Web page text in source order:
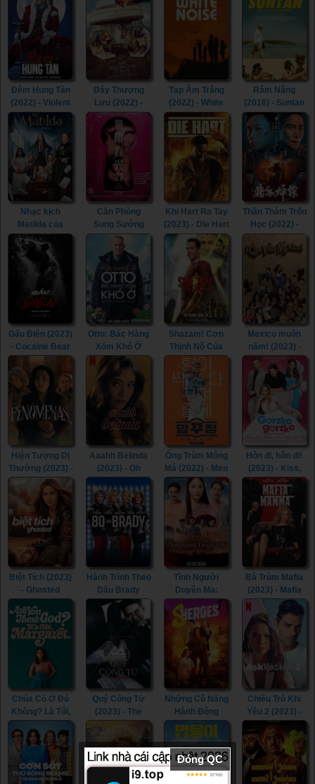
Little Pony: A
New Generation
(2021)
Round (2022)
Đêm Hung Tàn
(2022) - Violent
Night (2022)
Đáy Thượng
Lưu (2022) -
Triangle of
Sadness (2022)
Tạp Âm Trắng
(2022) - White
Noise (2022)
Rám Nắng
(2016) - Suntan
(2016)
Nhạc kịch
Matilda của
Roald Dahl
(2022) - Roald
Dahl's Matilda
(2022)
Căn Phòng
Sung Sướng
(2015) - In the
Room (2015)
Khi Hart Ra Tay
(2023) - Die Hart
(2023)
Thần Thám Trốn
Học (2022) -
Detective Chen
(2022)
Gấu Điên (2023)
- Cocaine Bear
(2023)
Otto: Bác Hàng
Xóm Khó Ở
(2022) - A Man
Called Otto
(2022)
Shazam! Cơn
Thịnh Nộ Của
Các Vị Thần
(2023) -
Shazam! Fury of
the Gods (2023)
Mexico muôn
năm! (2023) -
¡Que Viva
México! (2023)
Hiện Tượng Dị
Thường (2023) -
Phenomena
(2023)
Aaahh Belinda
(2023) - Oh
Ông Trùm Mông
Má (2022) - Men
of Plastic (2022)
Hôn đi, hôn đi!
(2023) - Kiss,
Kiss! (2023)
Biệt Tích (2023)
- Ghosted
Hành Trình Theo
Dấu Brady
(2023) - 80 for
Brady (2023)
Tình Người
Duyên Ma:
Ngoại Truyện
(2023) - Tid Noi:
More Than True
Love (2023)
Bà Trùm Mafia
(2023) - Mafia
Mamma (2023)
Chúa Có Ở Đó
Không? Là Tôi,
Margaret (2023)
- Are You There
God? It’s Me,
Margaret.
(2023)
Quý Công Tử
(2023) - The
Những Cô Nàng
Hành Động
(2023) -
Sheroes (2023)
Chiêu Trò Khi
Yêu 2 (2023) -
Love Tactics 2
(2023)
Đóng QC